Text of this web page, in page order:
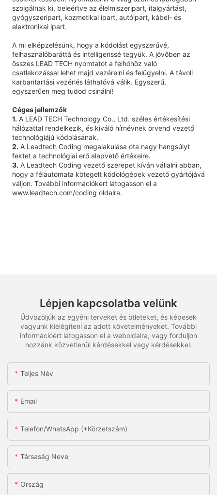
szolgálnak ki, beleértve az élelmiszeripart, italgyártást,
gyógyszeripart, kozmetikai ipart, autóipart, kábel- és
elektronikai ipart.
A mi elképzelésünk, hogy a kódolást egyszerűvé,
felhasználóbaráttá és intelligenssé tegyük. A jövőben az
összes LEAD TECH nyomtatót a felhőhöz való
csatlakozással lehet majd vezérelni és felügyelni. A távoli
karbantartási vezérlés láthatóvá válik. Egyszerű,
egyszerűen meg tudod csinálni!
Céges jellemzők
1. A LEAD TECH Technology Co., Ltd. széles értékesítési
hálózattal rendelkezik, és kiváló hírnévnek örvend vezető
technológiájú kódolásának.
2. A Leadtech Coding megalakulása óta nagy hangsúlyt
fektet a technológiai erő alapvető értékeire.
3. A Leadtech Coding vezető szerepet kíván vállalni abban,
hogy a félautomata kötegelt kódológépek vezető gyártójává
váljon. További információkért látogasson el a
www.leadtech.com/coding oldalra.
Lépjen kapcsolatba velünk
Üdvözöljük az egyéni terveket és ötleteket, és képesek
vagyunk kielégíteni az adott követelményeket. További
információért látogasson el a weboldalra, vagy forduljon
hozzánk közvetlenül kérdésekkel vagy kérdésekkel.
Teljes Név
Email
Telefon/WhatsApp (+körzetszám)
Társaság Neve
Ország